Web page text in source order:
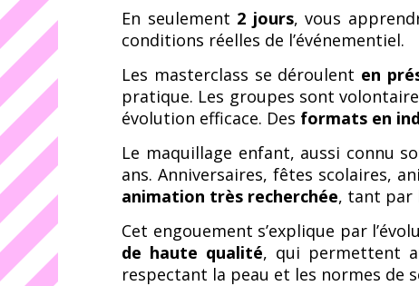
En seulement 2 jours, vous
conditions réelles de l’événementiel.
Les masterclass se déroulent en
pratique. Les groupes sont
évolution efficace. Des formats en
Le maquillage enfant, aussi connu
ans. Anniversaires, fêtes scolaires,
animation très recherchée, tant par
Cet engouement s’explique par
de haute qualité, qui permettent
respectant la peau et les normes de